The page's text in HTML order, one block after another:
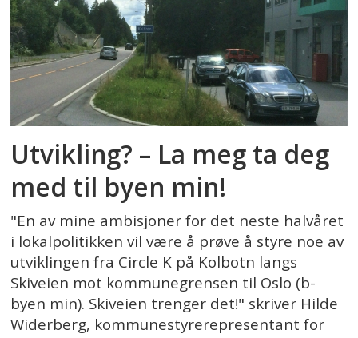
Utvikling? – La meg ta deg
med til byen min!
"En av mine ambisjoner for det neste halvåret
i lokalpolitikken vil være å prøve å styre noe av
utviklingen fra Circle K på Kolbotn langs
Skiveien mot kommunegrensen til Oslo (b-
byen min). Skiveien trenger det!" skriver Hilde
Widerberg, kommunestyrerepresentant for